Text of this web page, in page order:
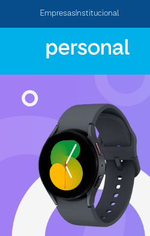
Empresas Institucional